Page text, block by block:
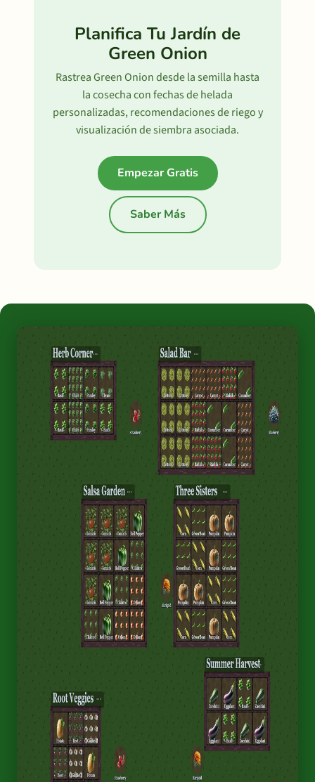
Planifica Tu Jardín de
Green Onion
Rastrea Green Onion desde la semilla hasta
la cosecha con fechas de helada
personalizadas, recomendaciones de riego y
visualización de siembra asociada.
Empezar Gratis
Saber Más